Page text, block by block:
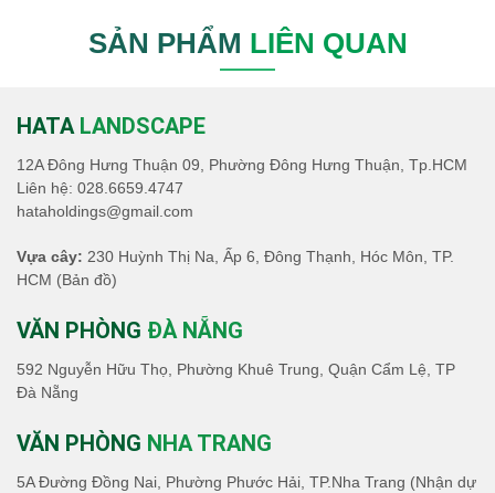
SẢN PHẨM LIÊN QUAN
HATA LANDSCAPE
12A Đông Hưng Thuận 09, Phường Đông Hưng Thuận, Tp.HCM
Liên hệ: 028.6659.4747
hataholdings@gmail.com
Vựa cây: 230 Huỳnh Thị Na, Ấp 6, Đông Thạnh, Hóc Môn, TP.
HCM (Bản đồ)
VĂN PHÒNG ĐÀ NẴNG
592 Nguyễn Hữu Thọ, Phường Khuê Trung, Quận Cẩm Lệ, TP
Đà Nẵng
VĂN PHÒNG NHA TRANG
5A Đường Đồng Nai, Phường Phước Hải, TP.Nha Trang (Nhận dự